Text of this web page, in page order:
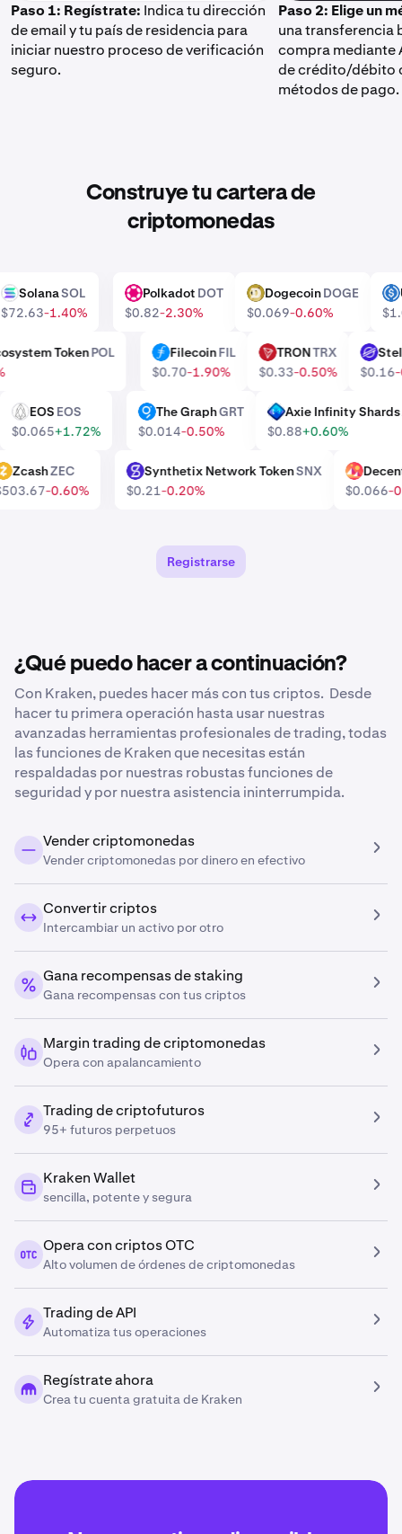
Paso 1: Regístrate: Indica tu dirección
de email y tu país de residencia para
iniciar nuestro proceso de verificación
seguro.
Paso 2: Elige un
una transferencia
compra mediante
de crédito/débito
métodos de pago.
Construye tu cartera de
criptomonedas
DOT PolkadotDOT
$0.82-2.30%
DOGEDogecoinDOGE
$0.069-0.60%
SOL SolanaSOL
$72.63-1.40%
FIL FilecoinFIL
$0.70-1.90%
TRX TRONTRX
$0.33-0.50%
XLM
TokenPOL
GRT The GraphGRT
$0.014-0.50%
AXS Axie Infinity
$0.88+0.60%
EOS EOSEOS
$0.065+1.72%
SNX Synthetix Network TokenSNX
$0.21-0.20%
MANA
$0.066
ZEC ZcashZEC
$503.67-0.60%
Registrarse
¿Qué puedo hacer a continuación?
Con Kraken, puedes hacer más con tus criptos. Desde
hacer tu primera operación hasta usar nuestras
avanzadas herramientas profesionales de trading, todas
las funciones de Kraken que necesitas están
respaldadas por nuestras robustas funciones de
seguridad y por nuestra asistencia ininterrumpida.
Vender criptomonedas
Vender criptomonedas por dinero en efectivo
Convertir criptos
Intercambiar un activo por otro
Gana recompensas de staking
Gana recompensas con tus criptos
Margin trading de criptomonedas
Opera con apalancamiento
Trading de criptofuturos
95+ futuros perpetuos
Kraken Wallet
sencilla, potente y segura
Opera con criptos OTC
Alto volumen de órdenes de criptomonedas
Trading de API
Automatiza tus operaciones
Regístrate ahora
Crea tu cuenta gratuita de Kraken